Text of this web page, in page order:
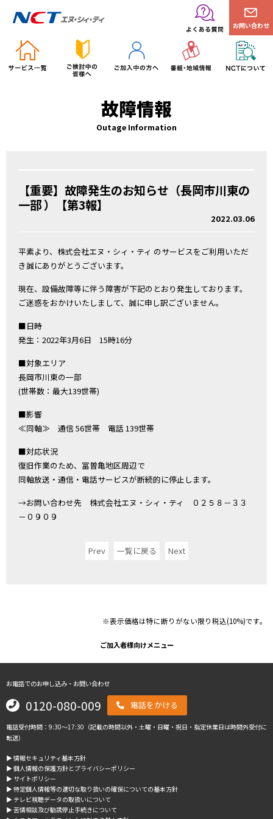
お問い合わせ
故障情報
Outage Information
【重要】故障発生のお知らせ（長岡市川東の
一部 ）【第3報】
2022.03.06
平素より、株式会社エヌ・シィ・ティ のサービスをご利用いただ
き誠にありがとうございます。
現在、設備故障等に伴う障害が下記のとおり発生しております。
ご迷惑をおかけいたしまして、誠に申し訳ございません。
■日時
発生：2022年3月6日 15時16分
■対象エリア
長岡市川東の一部
(世帯数：最大139世帯)
■影響
≪同軸≫ 通信 56世帯 電話 139世帯
■対応状況
復旧作業のため、冨曽亀地区周辺で
同軸放送・通信・電話サービスが断続的に停止します。
→お問い合わせ先 株式会社エヌ・シィ・ティ ０２５８－３３
－０９０９
Prev 一覧に戻る Next
※表示価格は特に断りがない限り税込(10%)です。
ご加入者様向けメニュー
お電話でのお申し込み・お問い合わせ
0120-080-009 電話をかける
電話受付時間：9:30～17:30（記載の時間以外・土曜・日曜・祝日・指定休業日は時間外受付に
転送）
▶︎ 情報セキュリティ基本方針
▶︎ 個人情報の保護方針とプライバシーポリシー
▶︎ サイトポリシー
▶︎ 特定個人情報等の適切な取り扱いの確保についての基本方針
▶︎ テレビ視聴データの取扱いについて
▶︎ 苦情相談及び勧誘停止手続きについて